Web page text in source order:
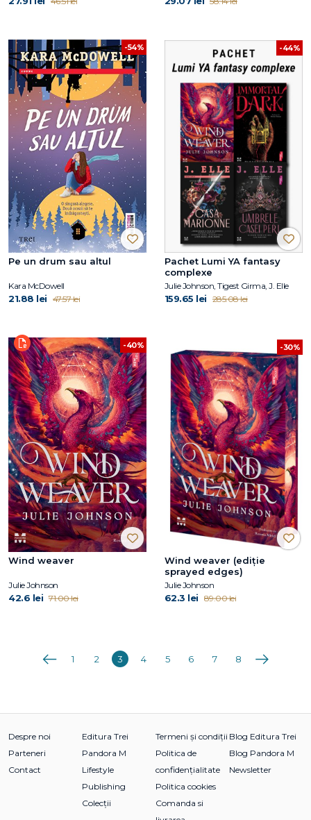
-54%
Pe un drum sau altul
Kara McDowell
21.88 lei 47.57 lei
-44%
Pachet Lumi YA fantasy
complexe
Julie Johnson, Tigest Girma, J. Elle
159.65 lei 285.08 lei
-40%
Wind weaver
Julie Johnson
42.6 lei 71.00 lei
-30%
Wind weaver (ediție
sprayed edges)
Julie Johnson
62.3 lei 89.00 lei
Anterioara
1 2 3 4 5 6 7 8 Următoarea
Despre noi
Parteneri
Contact
Editura Trei
Pandora M
Lifestyle
Publishing
Colecții
Termeni și condiții
Politica de
confidențialitate
Politica cookies
Comanda si
Blog Editura Trei
Blog Pandora M
Newsletter